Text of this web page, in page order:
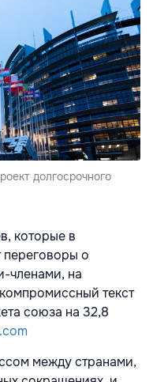
долгосрочного
которые в
переговоры о
членами, на
текст
союза на 32,8
между странами,